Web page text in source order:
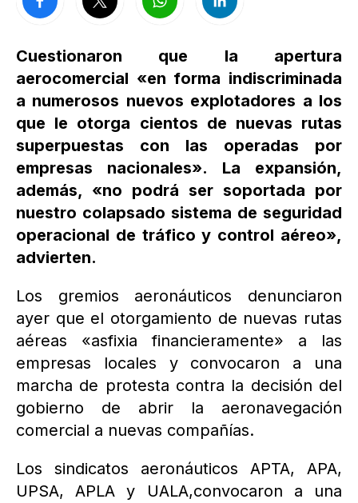
Cuestionaron que la apertura
aerocomercial «en forma indiscriminada
a numerosos nuevos explotadores a los
que le otorga cientos de nuevas rutas
superpuestas con las operadas por
empresas nacionales». La expansión,
además, «no podrá ser soportada por
nuestro colapsado sistema de seguridad
operacional de tráfico y control aéreo»,
advierten.
Los gremios aeronáuticos denunciaron
ayer que el otorgamiento de nuevas rutas
aéreas «asfixia financieramente» a las
empresas locales y convocaron a una
marcha de protesta contra la decisión del
gobierno de abrir la aeronavegación
comercial a nuevas compañías.
Los sindicatos aeronáuticos APTA, APA,
UPSA, APLA y UALA,convocaron a una